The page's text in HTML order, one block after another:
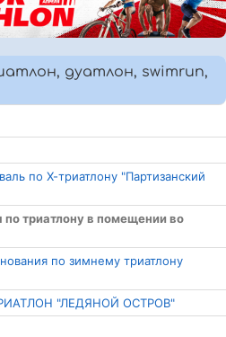
дуатлон, swimrun,
по Х-триатлону "Партизанский
триатлону в помещении во
по зимнему триатлону
"ЛЕДЯНОЙ ОСТРОВ"